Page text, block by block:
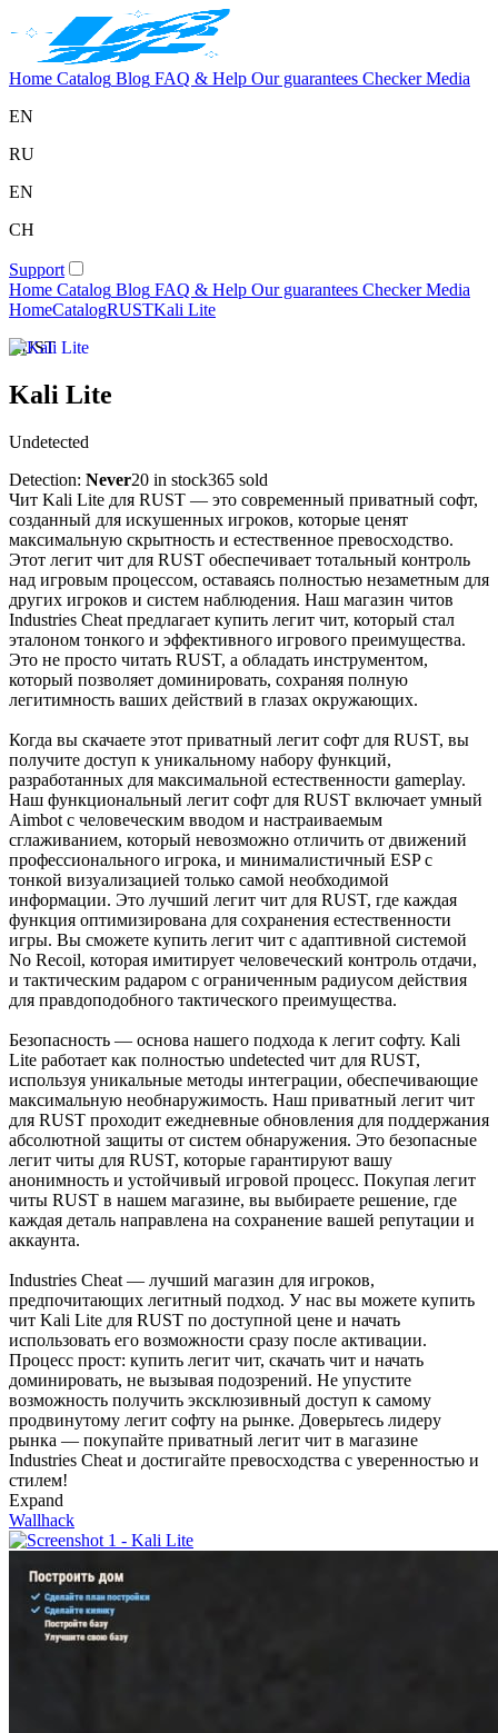
Home Catalog Blog FAQ & Help Our guarantees Checker Media
EN
RU
EN
CH
Support
Home Catalog Blog FAQ & Help Our guarantees Checker Media
HomeCatalogRUSTKali Lite
RUST
Kali Lite
Undetected
Detection: Never20 in stock365 sold
Чит Kali Lite для RUST — это современный приватный софт,
созданный для искушенных игроков, которые ценят
максимальную скрытность и естественное превосходство.
Этот легит чит для RUST обеспечивает тотальный контроль
над игровым процессом, оставаясь полностью незаметным для
других игроков и систем наблюдения. Наш магазин читов
Industries Cheat предлагает купить легит чит, который стал
эталоном тонкого и эффективного игрового преимущества.
Это не просто читать RUST, а обладать инструментом,
который позволяет доминировать, сохраняя полную
легитимность ваших действий в глазах окружающих.
Когда вы скачаете этот приватный легит софт для RUST, вы
получите доступ к уникальному набору функций,
разработанных для максимальной естественности gameplay.
Наш функциональный легит софт для RUST включает умный
Aimbot с человеческим вводом и настраиваемым
сглаживанием, который невозможно отличить от движений
профессионального игрока, и минималистичный ESP с
тонкой визуализацией только самой необходимой
информации. Это лучший легит чит для RUST, где каждая
функция оптимизирована для сохранения естественности
игры. Вы сможете купить легит чит с адаптивной системой
No Recoil, которая имитирует человеческий контроль отдачи,
и тактическим радаром с ограниченным радиусом действия
для правдоподобного тактического преимущества.
Безопасность — основа нашего подхода к легит софту. Kali
Lite работает как полностью undetected чит для RUST,
используя уникальные методы интеграции, обеспечивающие
максимальную необнаружимость. Наш приватный легит чит
для RUST проходит ежедневные обновления для поддержания
абсолютной защиты от систем обнаружения. Это безопасные
легит читы для RUST, которые гарантируют вашу
анонимность и устойчивый игровой процесс. Покупая легит
читы RUST в нашем магазине, вы выбираете решение, где
каждая деталь направлена на сохранение вашей репутации и
аккаунта.
Industries Cheat — лучший магазин для игроков,
предпочитающих легитный подход. У нас вы можете купить
чит Kali Lite для RUST по доступной цене и начать
использовать его возможности сразу после активации.
Процесс прост: купить легит чит, скачать чит и начать
доминировать, не вызывая подозрений. Не упустите
возможность получить эксклюзивный доступ к самому
продвинутому легит софту на рынке. Доверьтесь лидеру
рынка — покупайте приватный легит чит в магазине
Industries Cheat и достигайте превосходства с уверенностью и
стилем!
Expand
Wallhack